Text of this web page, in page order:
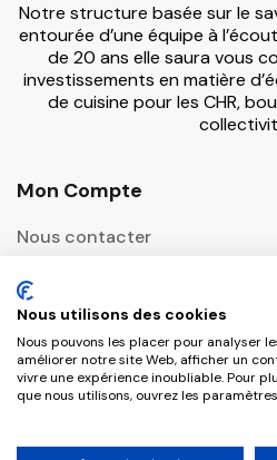
Notre structure basée sur le
entourée d’une équipe à
de 20 ans elle saura vous
investissements en matière
de cuisine pour les CHR,
Mon Compte
Nous contacter
Informations
Adresse Postale
Copyright © 2026 CHR
Nous utilisons des cookies
Nous pouvons les placer pour analyser
améliorer notre site Web, afficher un
vivre une expérience inoubliable. Pour
que nous utilisons, ouvrez les